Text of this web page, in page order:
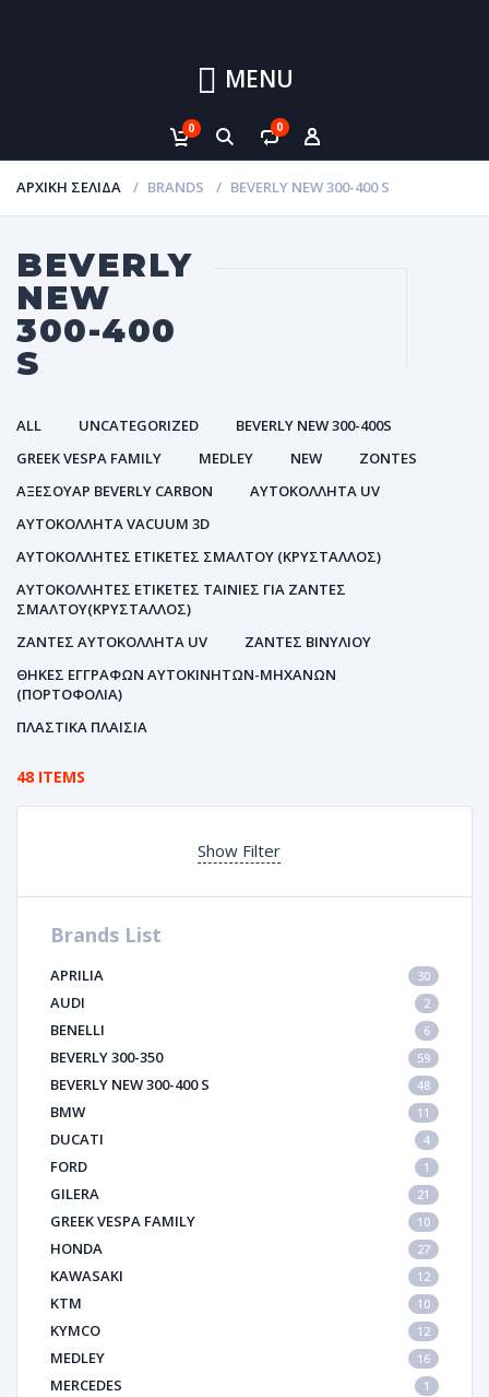
MENU
0 0
ΑΡΧΙΚΉ ΣΕΛΊΔΑ BRANDS BEVERLY NEW 300-400 S
BEVERLY
NEW
300-400
S
ALL UNCATEGORIZED
BEVERLY NEW 300-400S
GREEK VESPA FAMILY
MEDLEY NEW
ZONTES
ΑΞΕΣΟΥΑΡ BEVERLY CARBON
ΑΥΤΟΚΌΛΛΗΤΑ UV
ΑΥΤΟΚΌΛΛΗΤΑ VACUUM 3D
ΑΥΤΟΚΌΛΛΗΤΕΣ ΕΤΙΚΈΤΕΣ ΣΜΆΛΤΟΥ (ΚΡΥΣΤΑΛΛΟΣ)
ΑΥΤΟΚΌΛΛΗΤΕΣ ΕΤΙΚΈΤΕΣ ΤΑΙΝΊΕΣ ΓΙΑ ΖΆΝΤΕΣ
ΣΜΆΛΤΟΥ(ΚΡΎΣΤΑΛΛΟΣ)
ΖΆΝΤΕΣ ΑΥΤΟΚΌΛΛΗΤΑ UV
ΖΆΝΤΕΣ ΒΙΝΥΛΊΟΥ
ΘΉΚΕΣ ΕΓΓΡΆΦΩΝ ΑΥΤΟΚΙΝΗΤΩΝ-ΜΗΧΑΝΩΝ
(ΠΟΡΤΟΦΌΛΙΑ)
ΠΛΑΣΤΙΚΆ ΠΛΑΊΣΙΑ
48 ITEMS
Show Filter
Brands List
APRILIA 30
AUDI 2
BENELLI 6
BEVERLY 300-350 59
BEVERLY NEW 300-400 S 48
BMW 11
DUCATI 4
FORD 1
GILERA 21
GREEK VESPA FAMILY 10
HONDA 27
KAWASAKI 12
KTM 10
KYMCO 12
MEDLEY 16
MERCEDES 1